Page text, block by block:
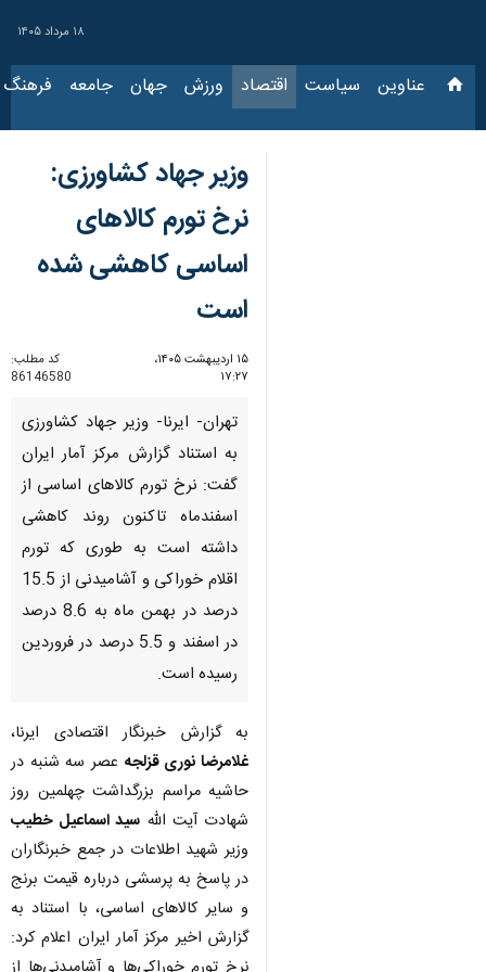
۱۸ مرداد ۱۴۰۵
عناوین‌ سیاست اقتصاد ورزش جهان جامعه فرهنگ
وزیر جهاد کشاورزی:
نرخ تورم کالاهای
اساسی کاهشی شده
است
۱۵ اردیبهشت ۱۴۰۵،
۱۷:۲۷
کد مطلب:
86146580
تهران- ایرنا- وزیر جهاد کشاورزی
به استناد گزارش مرکز آمار ایران
گفت: نرخ تورم کالاهای اساسی از
اسفندماه تاکنون روند کاهشی
داشته است به طوری که تورم
اقلام خوراکی و آشامیدنی از 15.5
درصد در بهمن ماه به 8.6 درصد
در اسفند و 5.5 درصد در فروردین
رسیده است.
به گزارش خبرنگار اقتصادی ایرنا،
غلامرضا نوری قزلجه عصر سه شنبه در
حاشیه مراسم بزرگداشت چهلمین روز
شهادت آیت الله سید اسماعیل خطیب
وزیر شهید اطلاعات در جمع خبرنگاران
در پاسخ به پرسشی درباره قیمت برنج
و سایر کالاهای اساسی، با استناد به
گزارش اخیر مرکز آمار ایران اعلام کرد: